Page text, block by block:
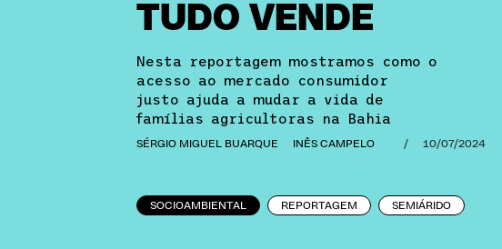
TUDO VENDE
Nesta reportagem mostramos como o
acesso ao mercado consumidor
justo ajuda a mudar a vida de
famílias agricultoras na Bahia
SÉRGIO MIGUEL BUARQUE INÊS CAMPELO / 10/07/2024
SOCIOAMBIENTAL REPORTAGEM SEMIÁRIDO